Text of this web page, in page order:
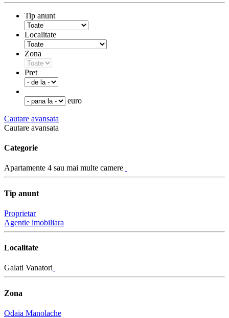
Tip anunt
Localitate
Zona
Pret
euro
Cautare avansata
Cautare avansata
Categorie
Apartamente 4 sau mai multe camere
Tip anunt
Proprietar
Agentie imobiliara
Localitate
Galati Vanatori
Zona
Odaia Manolache